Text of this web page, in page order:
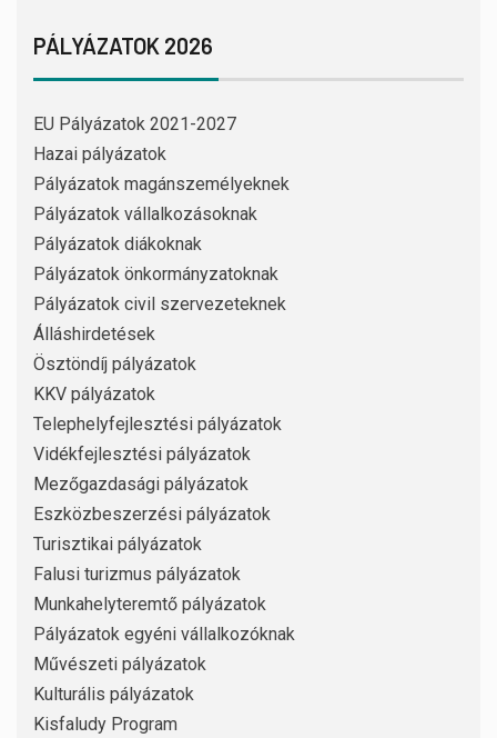
PÁLYÁZATOK 2026
EU Pályázatok 2021-2027
Hazai pályázatok
Pályázatok magánszemélyeknek
Pályázatok vállalkozásoknak
Pályázatok diákoknak
Pályázatok önkormányzatoknak
Pályázatok civil szervezeteknek
Álláshirdetések
Ösztöndíj pályázatok
KKV pályázatok
Telephelyfejlesztési pályázatok
Vidékfejlesztési pályázatok
Mezőgazdasági pályázatok
Eszközbeszerzési pályázatok
Turisztikai pályázatok
Falusi turizmus pályázatok
Munkahelyteremtő pályázatok
Pályázatok egyéni vállalkozóknak
Művészeti pályázatok
Kulturális pályázatok
Kisfaludy Program